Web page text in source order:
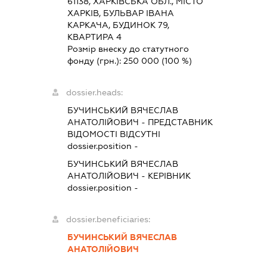
ХАРКІВ, БУЛЬВАР ІВАНА
КАРКАЧА, БУДИНОК 79,
КВАРТИРА 4
Розмір внеску до статутного
фонду (грн.): 250 000 (100 %)
dossier.heads:
БУЧИНСЬКИЙ ВЯЧЕСЛАВ
АНАТОЛІЙОВИЧ - ПРЕДСТАВНИК
ВІДОМОСТІ ВІДСУТНІ
dossier.position -
БУЧИНСЬКИЙ ВЯЧЕСЛАВ
АНАТОЛІЙОВИЧ - КЕРІВНИК
dossier.position -
dossier.beneficiaries:
БУЧИНСЬКИЙ ВЯЧЕСЛАВ
АНАТОЛІЙОВИЧ